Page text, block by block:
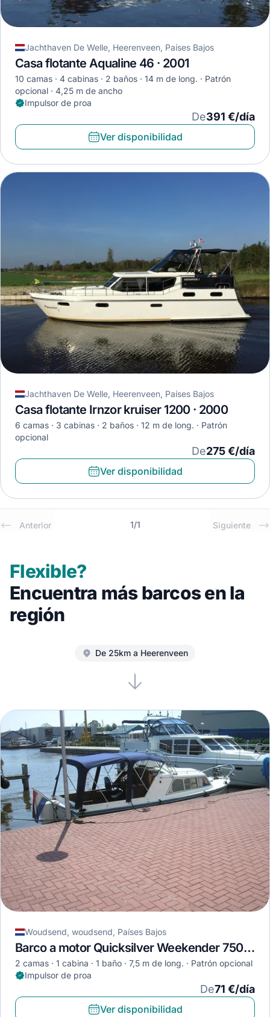
Jachthaven De Welle, Heerenveen, Países Bajos
Casa flotante Aqualine 46 · 2001
10 camas 4 cabinas 2 baños 14 m de long.
Patrón
opcional
4,25 m de ancho
Impulsor de proa
De391 €/día
Ver disponibilidad
Jachthaven De Welle, Heerenveen, Países Bajos
Casa flotante Irnzor kruiser 1200 · 2000
6 camas 3 cabinas 2 baños 12 m de long.
Patrón
opcional
De275 €/día
Ver disponibilidad
Anterior 1/1 Siguiente
Flexible?
Encuentra más barcos en la
región
De 25km a Heerenveen
Woudsend, woudsend, Países Bajos
Barco a motor Quicksilver Weekender 750 · 1980
2 camas 1 cabina 1 baño 7,5 m de long.
Patrón opcional
Impulsor de proa
De71 €/día
Ver disponibilidad